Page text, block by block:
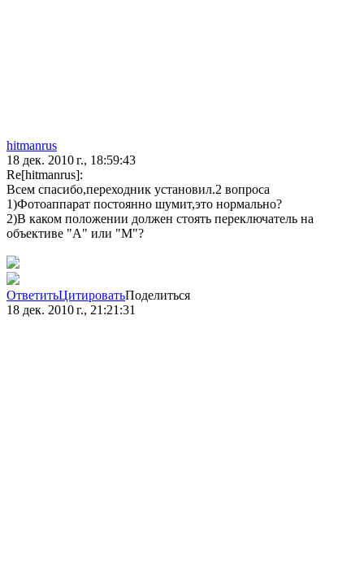
hitmanrus
18 дек. 2010 г., 18:59:43
Re[hitmanrus]:
Всем спасибо,переходник установил.2 вопроса
1)Фотоаппарат постоянно шумит,это нормально?
2)В каком положении должен стоять переключатель на
объективе "А" или "М"?
ОтветитьЦитироватьПоделиться
18 дек. 2010 г., 21:21:31